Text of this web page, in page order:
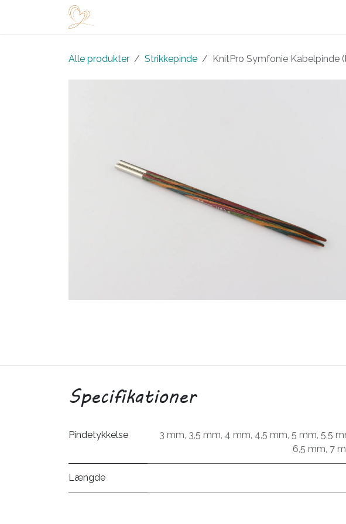
Alle produkter Strikkepinde KnitPro Symfonie Kabelpinde
Specifikationer
Pindetykkelse 3 mm, 3,5 mm, 4 mm, 4,5 mm, 5 mm, 5,5
6,5 mm, 7
Længde